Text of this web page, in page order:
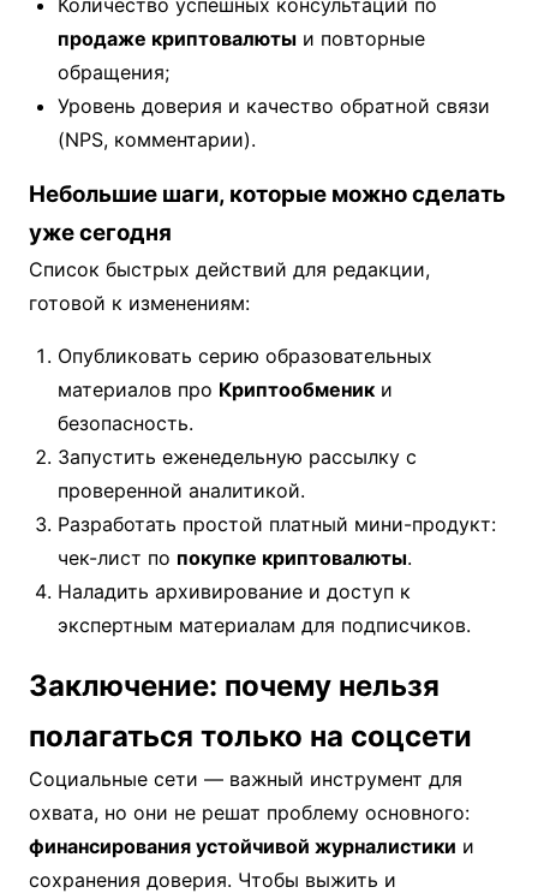
Количество успешных консультаций по
продаже криптовалюты и повторные
обращения;
Уровень доверия и качество обратной связи
(NPS, комментарии).
Небольшие шаги, которые можно сделать
уже сегодня
Список быстрых действий для редакции,
готовой к изменениям:
Опубликовать серию образовательных
материалов про Криптообменик и
безопасность.
Запустить еженедельную рассылку с
проверенной аналитикой.
Разработать простой платный мини-продукт:
чек-лист по покупке криптовалюты.
Наладить архивирование и доступ к
экспертным материалам для подписчиков.
Заключение: почему нельзя
полагаться только на соцсети
Социальные сети — важный инструмент для
охвата, но они не решат проблему основного:
финансирования устойчивой журналистики и
сохранения доверия. Чтобы выжить и